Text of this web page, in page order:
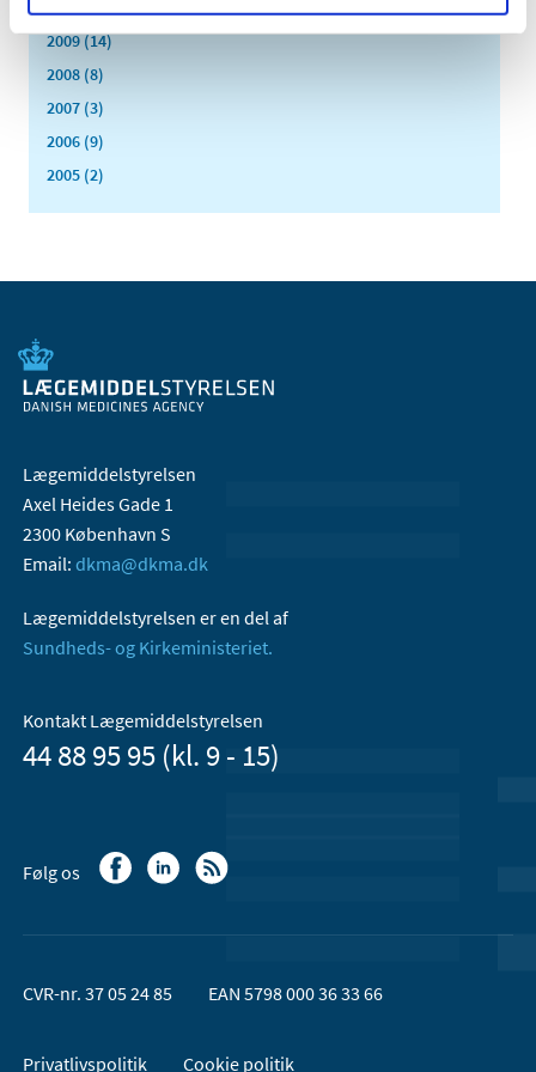
2010 (7)
2009 (14)
2008 (8)
2007 (3)
2006 (9)
2005 (2)
Lægemiddelstyrelsen
Axel Heides Gade 1
2300 København S
Email: dkma@dkma.dk
Lægemiddelstyrelsen er en del af
Sundheds- og Kirkeministeriet.
Kontakt Lægemiddelstyrelsen
44 88 95 95 (kl. 9 - 15)
Følg os
CVR-nr. 37 05 24 85 EAN 5798 000 36 33 66
Privatlivspolitik Cookie politik